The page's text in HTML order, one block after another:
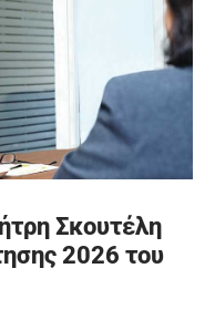
Σκουτέλη
2026 του